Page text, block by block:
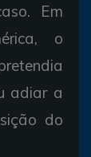
Em
o
adiar a
do